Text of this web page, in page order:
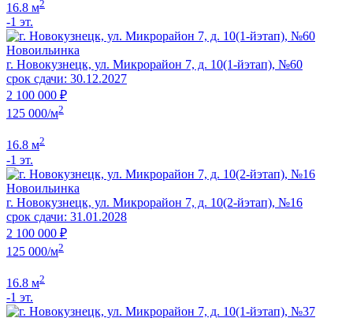
16.8 м2
-1 эт.
Новоильинка
г. Новокузнецк, ул. Микрорайон 7, д. 10(1-йэтап), №60
срок сдачи: 30.12.2027
2 100 000 ₽
125 000/м2
16.8 м2
-1 эт.
Новоильинка
г. Новокузнецк, ул. Микрорайон 7, д. 10(2-йэтап), №16
срок сдачи: 31.01.2028
2 100 000 ₽
125 000/м2
16.8 м2
-1 эт.